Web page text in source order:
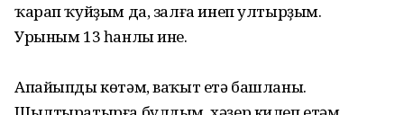
ҡарап ҡуйҙым да, залға инеп ултырҙым.
Урыным 13 һанлы ине.
Апайыпды көтәм, ваҡыт етә башланы.